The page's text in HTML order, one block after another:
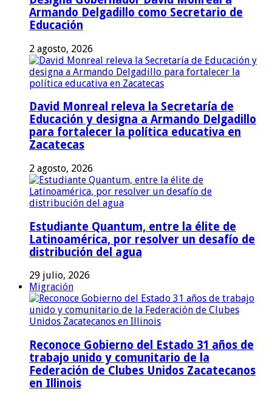
Armando Delgadillo como Secretario de
Educación
2 agosto, 2026
David Monreal releva la Secretaría de
Educación y designa a Armando Delgadillo
para fortalecer la política educativa en
Zacatecas
2 agosto, 2026
Estudiante Quantum, entre la élite de
Latinoamérica, por resolver un desafío de
distribución del agua
29 julio, 2026
Migración
Reconoce Gobierno del Estado 31 años de
trabajo unido y comunitario de la
Federación de Clubes Unidos Zacatecanos
en Illinois